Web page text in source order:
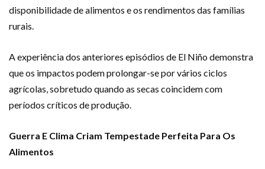
disponibilidade de alimentos e os rendimentos das famílias
rurais.
A experiência dos anteriores episódios de El Niño demonstra
que os impactos podem prolongar-se por vários ciclos
agrícolas, sobretudo quando as secas coincidem com
períodos críticos de produção.
Guerra E Clima Criam Tempestade Perfeita Para Os
Alimentos